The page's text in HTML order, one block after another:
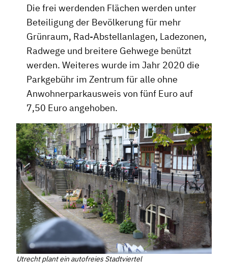
Die frei werdenden Flächen werden unter
Beteiligung der Bevölkerung für mehr
Grünraum, Rad-Abstellanlagen, Ladezonen,
Radwege und breitere Gehwege benützt
werden. Weiteres wurde im Jahr 2020 die
Parkgebühr im Zentrum für alle ohne
Anwohnerparkausweis von fünf Euro auf
7,50 Euro angehoben.
Utrecht plant ein autofreies Stadtviertel